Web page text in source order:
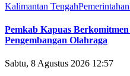
Kalimantan TengahPemerintahan
Pemkab Kapuas
Pengembangan Olahraga
Sabtu, 8 Agustus 2026 12:57